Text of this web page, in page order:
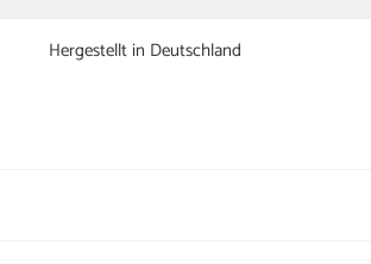
Hergestellt in Deutschland